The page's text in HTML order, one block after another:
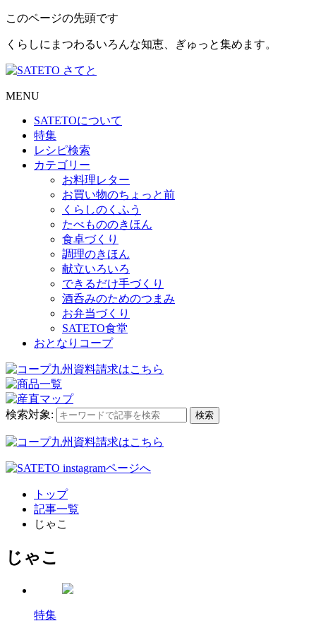
このページの先頭です
くらしにまつわるいろんな知恵、ぎゅっと集めます。
MENU
SATETOについて
特集
レシピ検索
カテゴリー
お料理レター
お買い物のちょっと前
くらしのくふう
たべもののきほん
食卓づくり
調理のきほん
献立いろいろ
できるだけ手づくり
酒呑みのためのつまみ
お弁当づくり
SATETO食堂
おとなりコープ
検索対象: 検索
トップ
記事一覧
じゃこ
じゃこ
特集